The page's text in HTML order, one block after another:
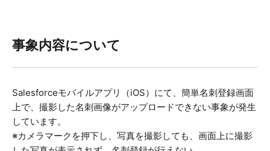
事象内容について
Salesforceモバイルアプリ（iOS）にて、簡単名刺登録画面
上で、撮影した名刺画像がアップロードできない事象が発生
しています。
※カメラマークを押下し、写真を撮影しても、画面上に撮影